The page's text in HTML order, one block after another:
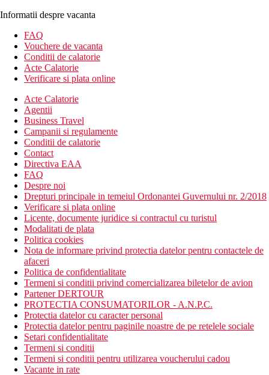
Informatii despre vacanta
FAQ
Vouchere de vacanta
Conditii de calatorie
Acte Calatorie
Verificare si plata online
Acte Calatorie
Agentii
Business Travel
Campanii si regulamente
Conditii de calatorie
Contact
Directiva EAA
FAQ
Despre noi
Drepturi principale in temeiul Ordonantei Guvernului nr. 2/2018
Verificare si plata online
Licente, documente juridice si contractul cu turistul
Modalitati de plata
Politica cookies
Nota de informare privind protectia datelor pentru contactele de
afaceri
Politica de confidentialitate
Termeni si conditii privind comercializarea biletelor de avion
Partener DERTOUR
PROTECTIA CONSUMATORILOR - A.N.P.C.
Protectia datelor cu caracter personal
Protectia datelor pentru paginile noastre de pe retelele sociale
Setari confidentialitate
Termeni si conditii
Termeni si conditii pentru utilizarea voucherului cadou
Vacante in rate